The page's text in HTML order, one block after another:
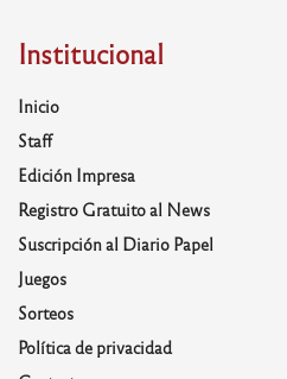
Institucional
Inicio
Staff
Edición Impresa
Registro Gratuito al News
Suscripción al Diario Papel
Juegos
Sorteos
Política de privacidad